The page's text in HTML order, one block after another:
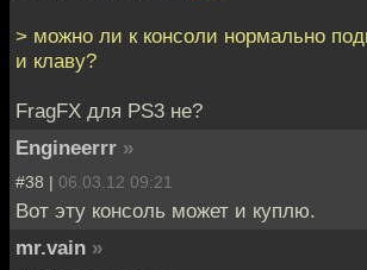
> можно ли к консоли нормально
и клаву?
FragFX для PS3 не?
Engineerrr »
#38 | 06.03.12 09:21
Вот эту консоль может и куплю.
mr.vain »